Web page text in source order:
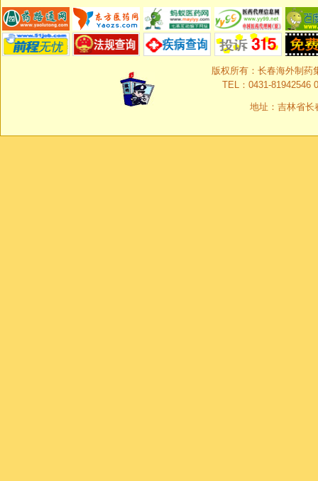
版权所有：长春海外制药
TEL：0431-81942546
地址：吉林省长